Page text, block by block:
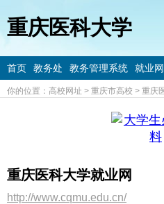
重庆医科大学
首页 教务处 教务管理系统 就业网
你的位置： 高校网址 > 重庆市高校 > 重庆
重庆医科大学就业网
http://www.cqmu.edu.cn/